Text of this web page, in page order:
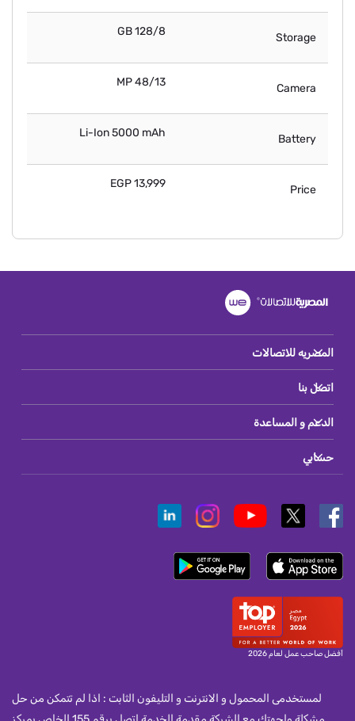
Storage
128/8 GB
Camera
48/13 MP
Battery
Li-Ion 5000 mAh
Price
13,999 EGP
المصريه للاتصالات
اتصل بنا
الدعم و المساعدة
حسابي
أفضل صاحب عمل لعام 2026
لمستخدمى المحمول و الانترنت و التليفون الثابت : اذا لم تتمكن من حل